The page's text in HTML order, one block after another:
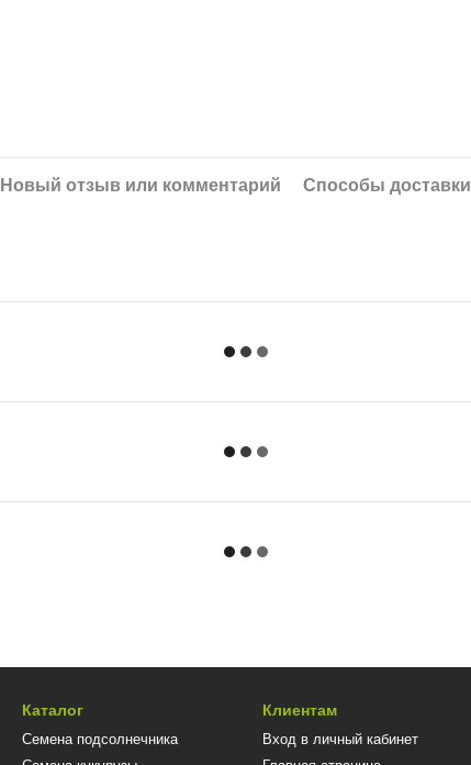
Новый отзыв или комментарий Способы доставки
Каталог
Семена подсолнечника
Клиентам
Вход в личный кабинет